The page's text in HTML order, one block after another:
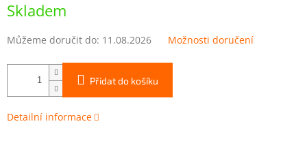
cena:
Skladem
Můžeme doručit do: 11.08.2026 Možnosti doručení
Přidat do košíku
Detailní informace